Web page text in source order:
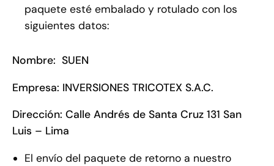
paquete esté embalado y rotulado con los
siguientes datos:
Nombre: SUEN
Empresa: INVERSIONES TRICOTEX S.A.C.
Dirección: Calle Andrés de Santa Cruz 131 San
Luis – Lima
El envío del paquete de retorno a nuestro